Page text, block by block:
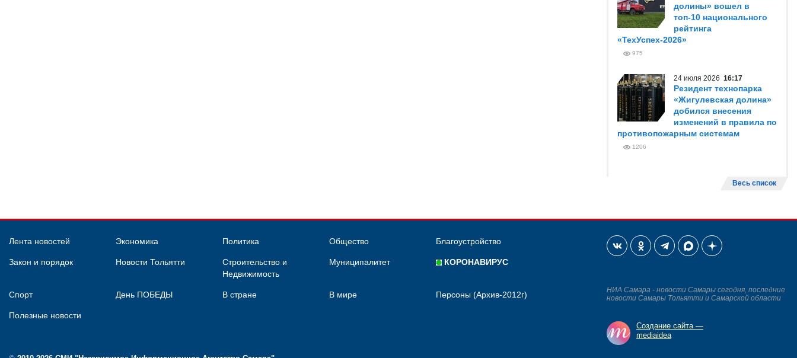
долины» вошел в
топ-10 национального
рейтинга
«ТехУспех-2026»
975
24 июля 2026 16:17
Резидент технопарка
«Жигулевская долина»
добился внесения
изменений в правила по
противопожарным системам
1206
Весь список
Лента новостей Экономика Политика Общество Благоустройство
Закон и порядок Новости Тольятти
Строительство и
Недвижимость
Муниципалитет КОРОНАВИРУС
Спорт День ПОБЕДЫ В стране В мире Персоны (Архив-2012г)
Полезные новости
НИА Самара - новости Самары сегодня, последние
новости Самары Тольятти и Самарской области
Создание сайта —
mediaidea